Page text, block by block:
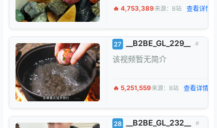
🔥 4,753,389来源：B站 查看详情
27 __B2BE_GL_229__ #
该视频暂无简介
🔥 5,251,559来源：B站 查看详情 →
28 __B2BE_GL_232__ #